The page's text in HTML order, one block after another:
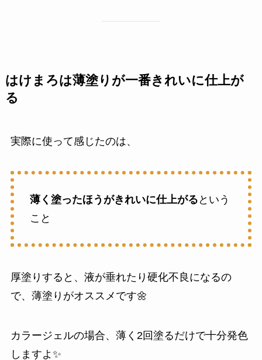
はけまろは薄塗りが一番きれいに仕上が
る
実際に使って感じたのは、
薄く塗ったほうがきれいに仕上がる という
こと
厚塗りすると、液が垂れたり硬化不良になるの
で、薄塗りがオススメです🌼
カラージェルの場合、薄く2回塗るだけで十分発色
しますよ✨